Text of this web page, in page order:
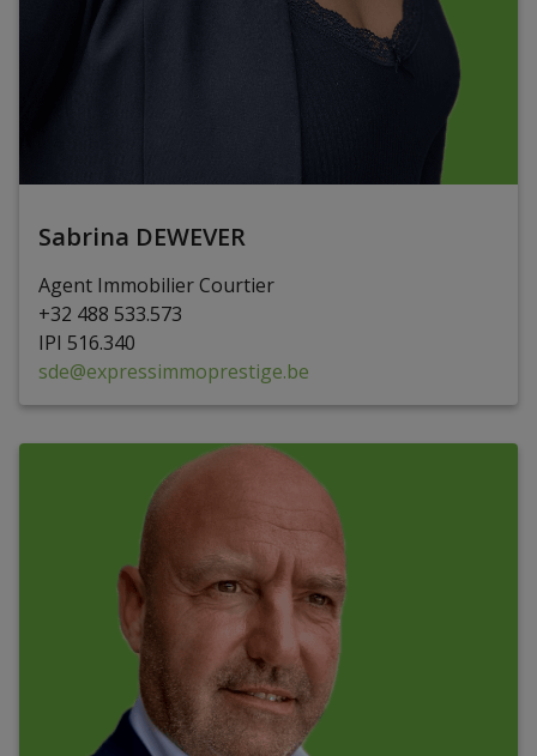
Sabrina DEWEVER
Agent Immobilier Courtier
+32 488 533.573
IPI 516.340
sde@expressimmoprestige.be